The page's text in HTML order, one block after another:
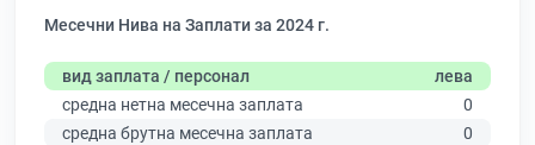
Месечни Нива на Заплати за 2024 г.
вид заплата / персонал
лева
средна нетна месечна заплата
0
средна брутна месечна заплата
0